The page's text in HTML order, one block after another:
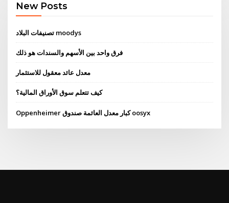
New Posts
تصنيفات البلاد moodys
فرق واحد بين الأسهم والسندات هو ذلك
معدل عائد معقول للاستثمار
كيف تتعلم سوق الأوراق المالية؟
Oppenheimer كبار معدل العائمة صندوق oosyx